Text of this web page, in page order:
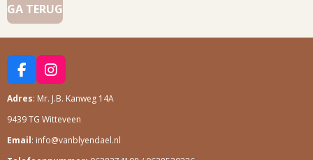
GA TERUG
F
A
C
E
B
O
O
I
N
S
T
A
G
Adres: Mr. J.B. Kanweg 14A
9439 TG Witteveen
Email: info@vanblyendael.nl